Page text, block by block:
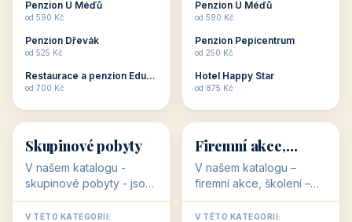
zaměřením nabízí
Romantické ...
Penzion U Méďů
od 590 Kč
Penzion Dřevák
od 525 Kč
Restaurace a penzion Eduard
od 700 Kč
připraveny. Většinou mají
Penzion U Méďů
od 590 Kč
Penzion Pepicentrum
od 250 Kč
Hotel Happy Star
od 875 Kč
👥
👥
32 objektů
Skupinové pobyty
V našem katalogu -
skupinové pobyty - jsou
pro Vás připraveny
objekty, které nabízí
V TÉTO KATEGORII:
💼
💼
31 objektů
Firemní akce,
školení
V našem katalogu –
firemní akce, školení –
jsou pro Vás připraveny
objekty, které mají
V TÉTO KATEGORII: